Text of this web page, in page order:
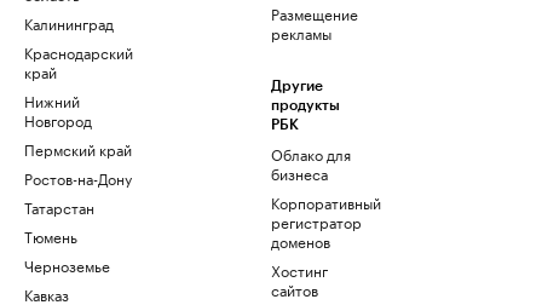
Калининград
Краснодарский
край
Нижний
Новгород
Пермский край
Ростов-на-Дону
Татарстан
Тюмень
Черноземье
Кавказ
Размещение
рекламы
Другие
продукты
РБК
Облако для
бизнеса
Корпоративный
регистратор
доменов
Хостинг
сайтов